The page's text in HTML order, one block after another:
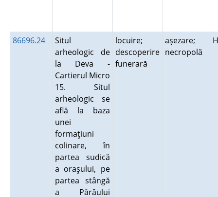
86696.24
Situl
arheologic de
la Deva -
Cartierul Micro
15. Situl
arheologic se
află la baza
unei
formaţiuni
colinare, în
partea sudică
a oraşului, pe
partea stângă
a Pârâului
locuire;
descoperire
funerară
aşezare;
necropolă